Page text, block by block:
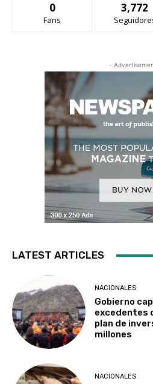
0
Fans
3,772
-
LATEST ARTICLES
NACIONALES
Gobierno
excedentes
plan de
millones
NACIONALES